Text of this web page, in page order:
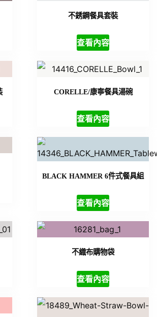
不銹鋼餐具套裝
查看內容
CORELLE/康寧餐具湯碗
查看內容
BLACK HAMMER 6件式餐具組
查看內容
不織布購物袋
查看內容